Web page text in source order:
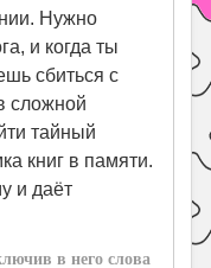
Нужно
и когда ты
сбиться с
сложной
тайный
книг в памяти.
и даёт
в него слова